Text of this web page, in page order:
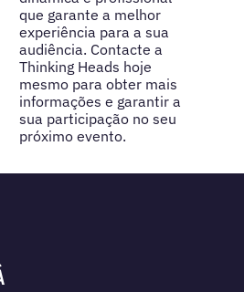
que garante a melhor
experiência para a sua
audiência. Contacte a
Thinking Heads hoje
mesmo para obter mais
informações e garantir a
sua participação no seu
próximo evento.